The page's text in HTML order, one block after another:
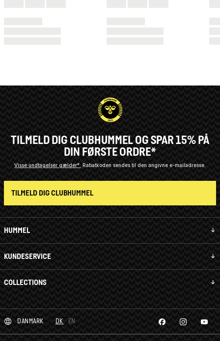
HUMMEL
KUNDESERVICE
COLLECTIONS
TILMELD DIG CLUBHUMMEL OG SPAR 15% PÅ
DIN FØRSTE ORDRE*
Visse undtagelser gælder* Rabatkoden sendes til den angivne e-mailadresse.
TILMELD DIG CLUBHUMMEL
DANMARK DK EN